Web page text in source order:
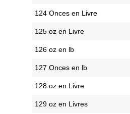
124 Onces en Livre
125 oz en Livre
126 oz en lb
127 Onces en lb
128 oz en Livre
129 oz en Livres